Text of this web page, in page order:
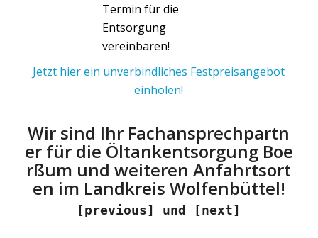
Termin für die
Entsorgung
vereinbaren!
Jetzt hier ein unverbindliches Festpreisangebot
einholen!
Wir sind Ihr Fachansprechpartn
er für die Öltankentsorgung Boe
rßum und weiteren Anfahrtsort
en im Landkreis Wolfenbüttel!
[previous] und [next]